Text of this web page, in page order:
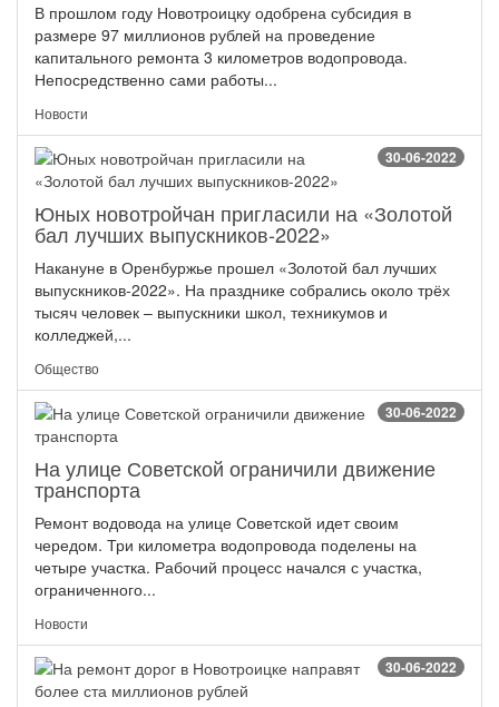
В прошлом году Новотроицку одобрена субсидия в
размере 97 миллионов рублей на проведение
капитального ремонта 3 километров водопровода.
Непосредственно сами работы...
Новости
30-06-2022
Юных новотройчан пригласили на «Золотой
бал лучших выпускников-2022»
Накануне в Оренбуржье прошел «Золотой бал лучших
выпускников-2022». На празднике собрались около трёх
тысяч человек – выпускники школ, техникумов и
колледжей,...
Общество
30-06-2022
На улице Советской ограничили движение
транспорта
Ремонт водовода на улице Советской идет своим
чередом. Три километра водопровода поделены на
четыре участка. Рабочий процесс начался с участка,
ограниченного...
Новости
30-06-2022